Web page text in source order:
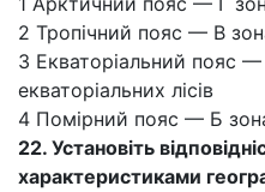
2 Тропічний пояс — В
3 Екваторіальний пояс
екваторіальних лісів
4 Помірний пояс — Б
22. Установіть
характеристиками